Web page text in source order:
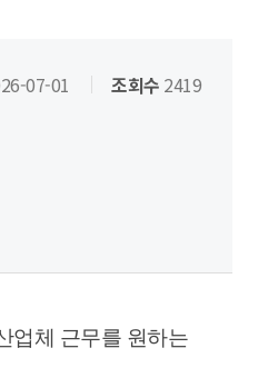
07-01 조회수 2419
업체 근무를 원하는